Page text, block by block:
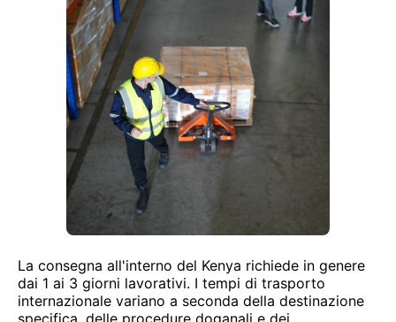
La consegna all'interno del Kenya richiede in genere
dai 1 ai 3 giorni lavorativi. I tempi di trasporto
internazionale variano a seconda della destinazione
specifica, delle procedure doganali e dei